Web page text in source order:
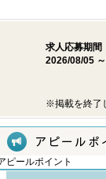
求人応募期間
2026/08/05
※掲載を終了
ピールポイント